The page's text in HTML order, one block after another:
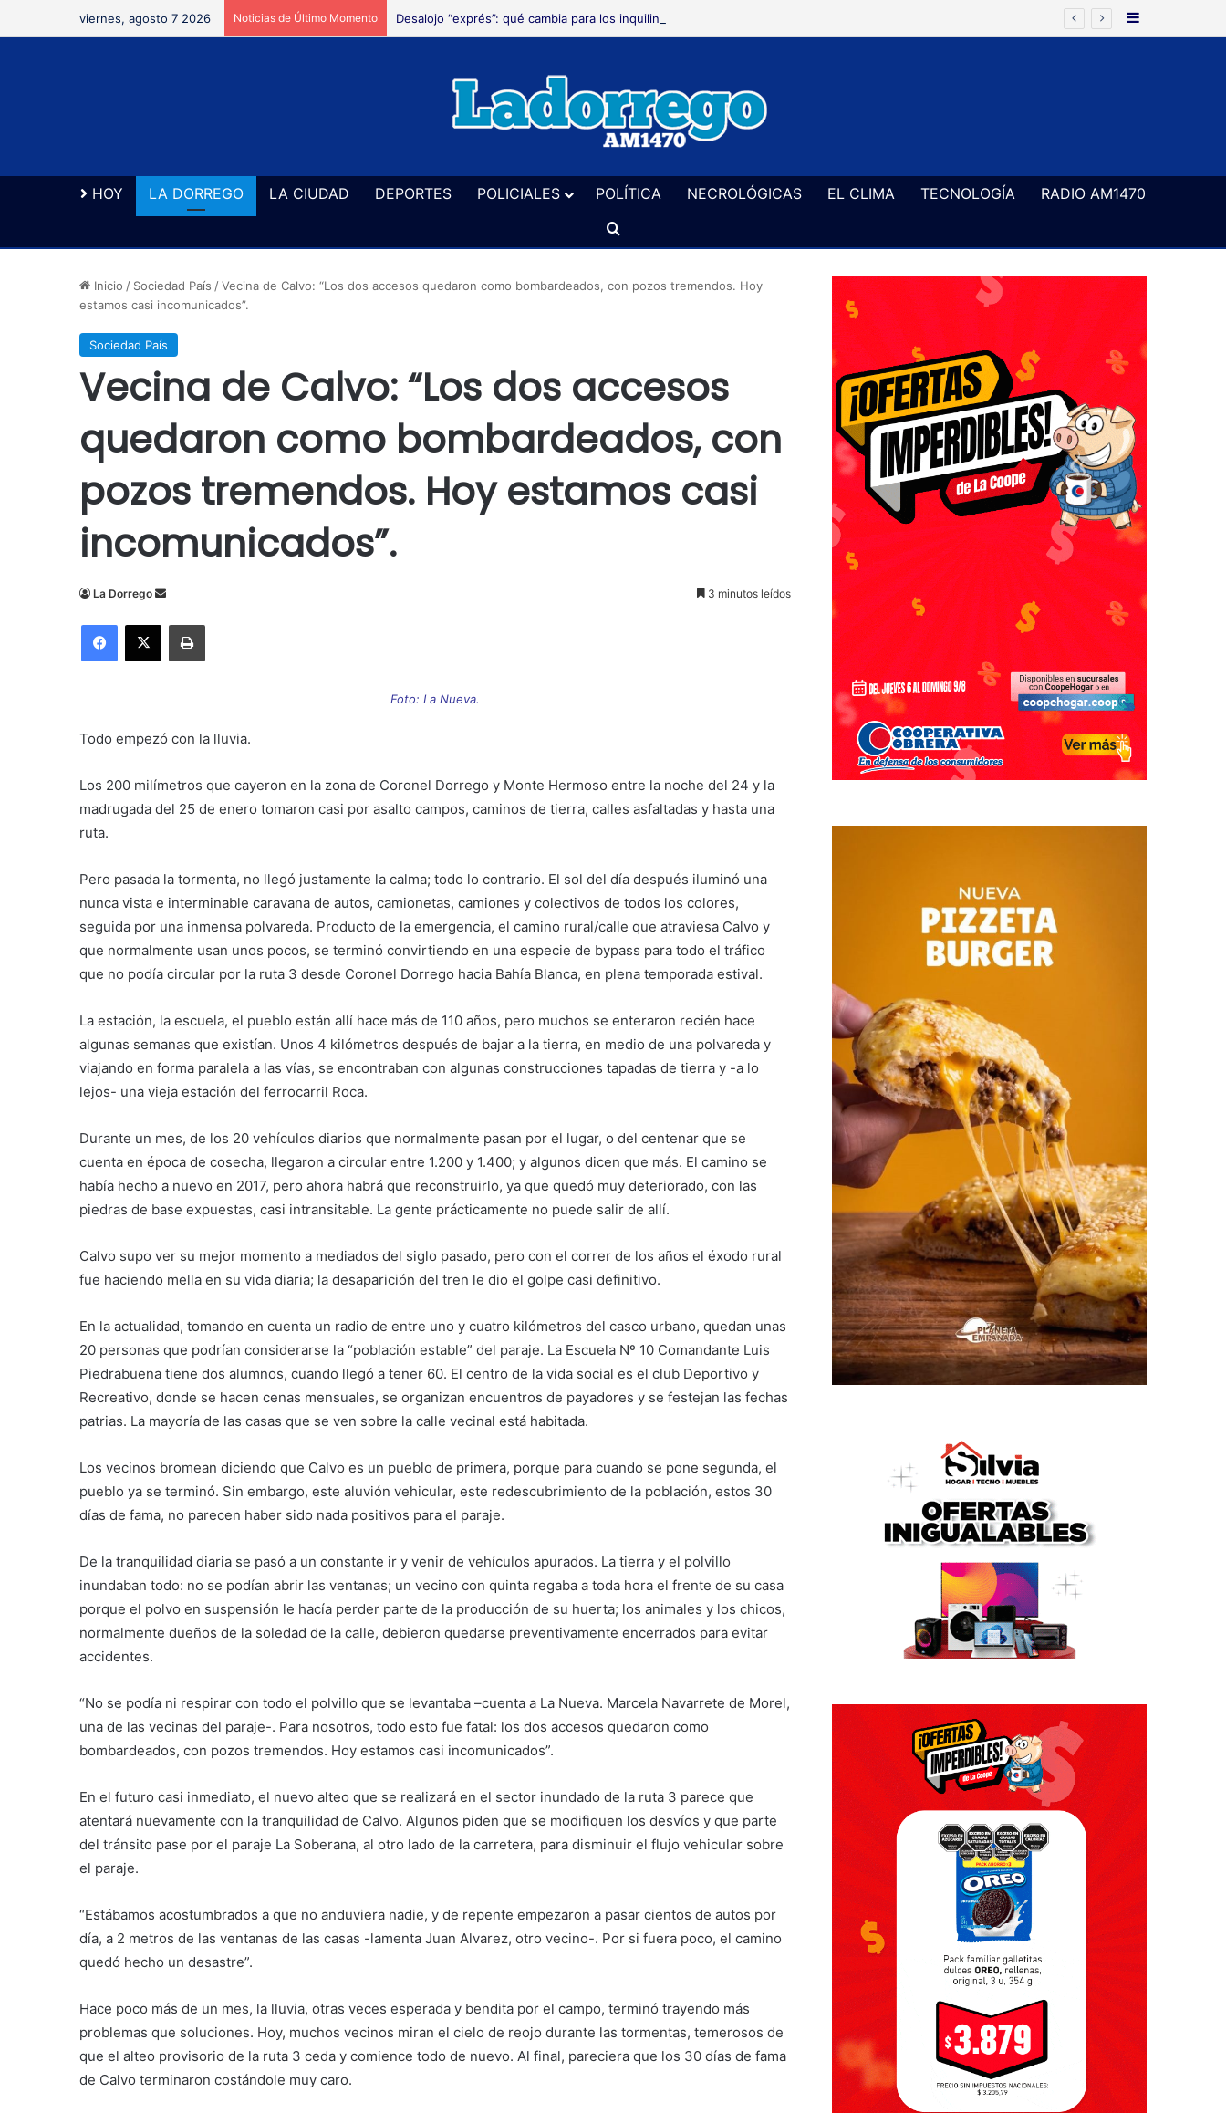
viernes, agosto 7 2026 Noticias de Último Momento Desalojo “exprés”: qué cambia para los inquilinos y los dueños la aprobación de la ley de propiedad privada Barra Lateral
HOY LA DORREGO LA CIUDAD DEPORTES POLICIALES POLÍTICA NECROLÓGICAS EL CLIMA TECNOLOGÍA
RADIO AM1470
Buscar
Inicio / Sociedad País /Vecina de Calvo: “Los dos accesos quedaron como bombardeados, con pozos tremendos. Hoy
estamos casi incomunicados”.
Sociedad País
Vecina de Calvo: “Los dos accesos
quedaron como bombardeados, con
pozos tremendos. Hoy estamos casi
incomunicados”.
La Dorrego
Send
email
3 minutos leídos
Facebook
X Imprimir
Foto: La Nueva.
Todo empezó con la lluvia.
Los 200 milímetros que cayeron en la zona de Coronel Dorrego y Monte Hermoso entre la noche del 24 y la
madrugada del 25 de enero tomaron casi por asalto campos, caminos de tierra, calles asfaltadas y hasta una
ruta.
Pero pasada la tormenta, no llegó justamente la calma; todo lo contrario. El sol del día después iluminó una
nunca vista e interminable caravana de autos, camionetas, camiones y colectivos de todos los colores,
seguida por una inmensa polvareda. Producto de la emergencia, el camino rural/calle que atraviesa Calvo y
que normalmente usan unos pocos, se terminó convirtiendo en una especie de bypass para todo el tráfico
que no podía circular por la ruta 3 desde Coronel Dorrego hacia Bahía Blanca, en plena temporada estival.
La estación, la escuela, el pueblo están allí hace más de 110 años, pero muchos se enteraron recién hace
algunas semanas que existían. Unos 4 kilómetros después de bajar a la tierra, en medio de una polvareda y
viajando en forma paralela a las vías, se encontraban con algunas construcciones tapadas de tierra y -a lo
lejos- una vieja estación del ferrocarril Roca.
Durante un mes, de los 20 vehículos diarios que normalmente pasan por el lugar, o del centenar que se
cuenta en época de cosecha, llegaron a circular entre 1.200 y 1.400; y algunos dicen que más. El camino se
había hecho a nuevo en 2017, pero ahora habrá que reconstruirlo, ya que quedó muy deteriorado, con las
piedras de base expuestas, casi intransitable. La gente prácticamente no puede salir de allí.
Calvo supo ver su mejor momento a mediados del siglo pasado, pero con el correr de los años el éxodo rural
fue haciendo mella en su vida diaria; la desaparición del tren le dio el golpe casi definitivo.
En la actualidad, tomando en cuenta un radio de entre uno y cuatro kilómetros del casco urbano, quedan unas
20 personas que podrían considerarse la “población estable” del paraje. La Escuela Nº 10 Comandante Luis
Piedrabuena tiene dos alumnos, cuando llegó a tener 60. El centro de la vida social es el club Deportivo y
Recreativo, donde se hacen cenas mensuales, se organizan encuentros de payadores y se festejan las fechas
patrias. La mayoría de las casas que se ven sobre la calle vecinal está habitada.
Los vecinos bromean diciendo que Calvo es un pueblo de primera, porque para cuando se pone segunda, el
pueblo ya se terminó. Sin embargo, este aluvión vehicular, este redescubrimiento de la población, estos 30
días de fama, no parecen haber sido nada positivos para el paraje.
De la tranquilidad diaria se pasó a un constante ir y venir de vehículos apurados. La tierra y el polvillo
inundaban todo: no se podían abrir las ventanas; un vecino con quinta regaba a toda hora el frente de su casa
porque el polvo en suspensión le hacía perder parte de la producción de su huerta; los animales y los chicos,
normalmente dueños de la soledad de la calle, debieron quedarse preventivamente encerrados para evitar
accidentes.
“No se podía ni respirar con todo el polvillo que se levantaba –cuenta a La Nueva. Marcela Navarrete de Morel,
una de las vecinas del paraje-. Para nosotros, todo esto fue fatal: los dos accesos quedaron como
bombardeados, con pozos tremendos. Hoy estamos casi incomunicados”.
En el futuro casi inmediato, el nuevo alteo que se realizará en el sector inundado de la ruta 3 parece que
atentará nuevamente con la tranquilidad de Calvo. Algunos piden que se modifiquen los desvíos y que parte
del tránsito pase por el paraje La Soberana, al otro lado de la carretera, para disminuir el flujo vehicular sobre
el paraje.
“Estábamos acostumbrados a que no anduviera nadie, y de repente empezaron a pasar cientos de autos por
día, a 2 metros de las ventanas de las casas -lamenta Juan Alvarez, otro vecino-. Por si fuera poco, el camino
quedó hecho un desastre”.
Hace poco más de un mes, la lluvia, otras veces esperada y bendita por el campo, terminó trayendo más
problemas que soluciones. Hoy, muchos vecinos miran el cielo de reojo durante las tormentas, temerosos de
que el alteo provisorio de la ruta 3 ceda y comience todo de nuevo. Al final, pareciera que los 30 días de fama
de Calvo terminaron costándole muy caro.